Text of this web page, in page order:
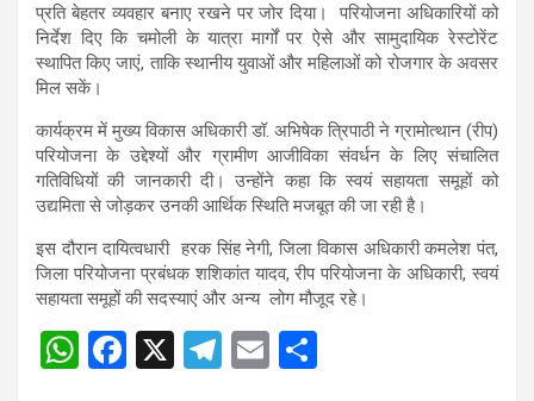
प्रति बेहतर व्यवहार बनाए रखने पर जोर दिया। परियोजना अधिकारियों को
निर्देश दिए कि चमोली के यात्रा मार्गों पर ऐसे और सामुदायिक रेस्टोरेंट
स्थापित किए जाएं, ताकि स्थानीय युवाओं और महिलाओं को रोजगार के अवसर
मिल सकें।
कार्यक्रम में मुख्य विकास अधिकारी डॉ. अभिषेक त्रिपाठी ने ग्रामोत्थान (रीप)
परियोजना के उद्देश्यों और ग्रामीण आजीविका संवर्धन के लिए संचालित
गतिविधियों की जानकारी दी। उन्होंने कहा कि स्वयं सहायता समूहों को
उद्यमिता से जोड़कर उनकी आर्थिक स्थिति मजबूत की जा रही है।
इस दौरान दायित्वधारी हरक सिंह नेगी, जिला विकास अधिकारी कमलेश पंत,
जिला परियोजना प्रबंधक शशिकांत यादव, रीप परियोजना के अधिकारी, स्वयं
सहायता समूहों की सदस्याएं और अन्य लोग मौजूद रहे।
PostW F
X
T
E